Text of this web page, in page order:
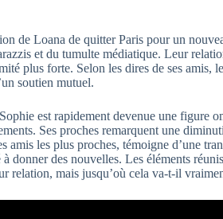
de Loana de quitter Paris pour un
et du tumulte médiatique. Leur
plus forte. Selon les dires de ses amis,
soutien mutuel.
est rapidement devenue une figure
Ses proches remarquent une
amis les plus proches, témoigne d’une
donner des nouvelles. Les éléments
relation, mais jusqu’où cela va-t-il